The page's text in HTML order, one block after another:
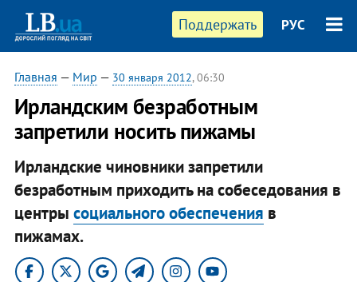
Поддержать РУС
Главная — Мир — 30 января 2012, 06:30
Ирландским безработным
запретили носить пижамы
Ирландские чиновники запретили
безработным приходить на собеседования в
центры социального обеспечения в
пижамах.